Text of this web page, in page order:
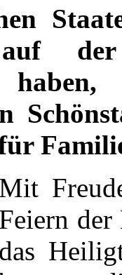
der
für
Mit
Feiern
das